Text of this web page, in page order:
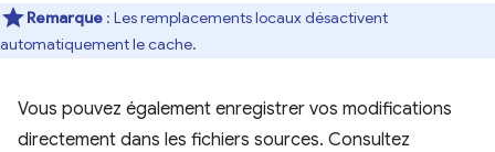
Remarque : Les remplacements locaux désactivent
automatiquement le cache.
Vous pouvez également enregistrer vos modifications
directement dans les fichiers sources. Consultez